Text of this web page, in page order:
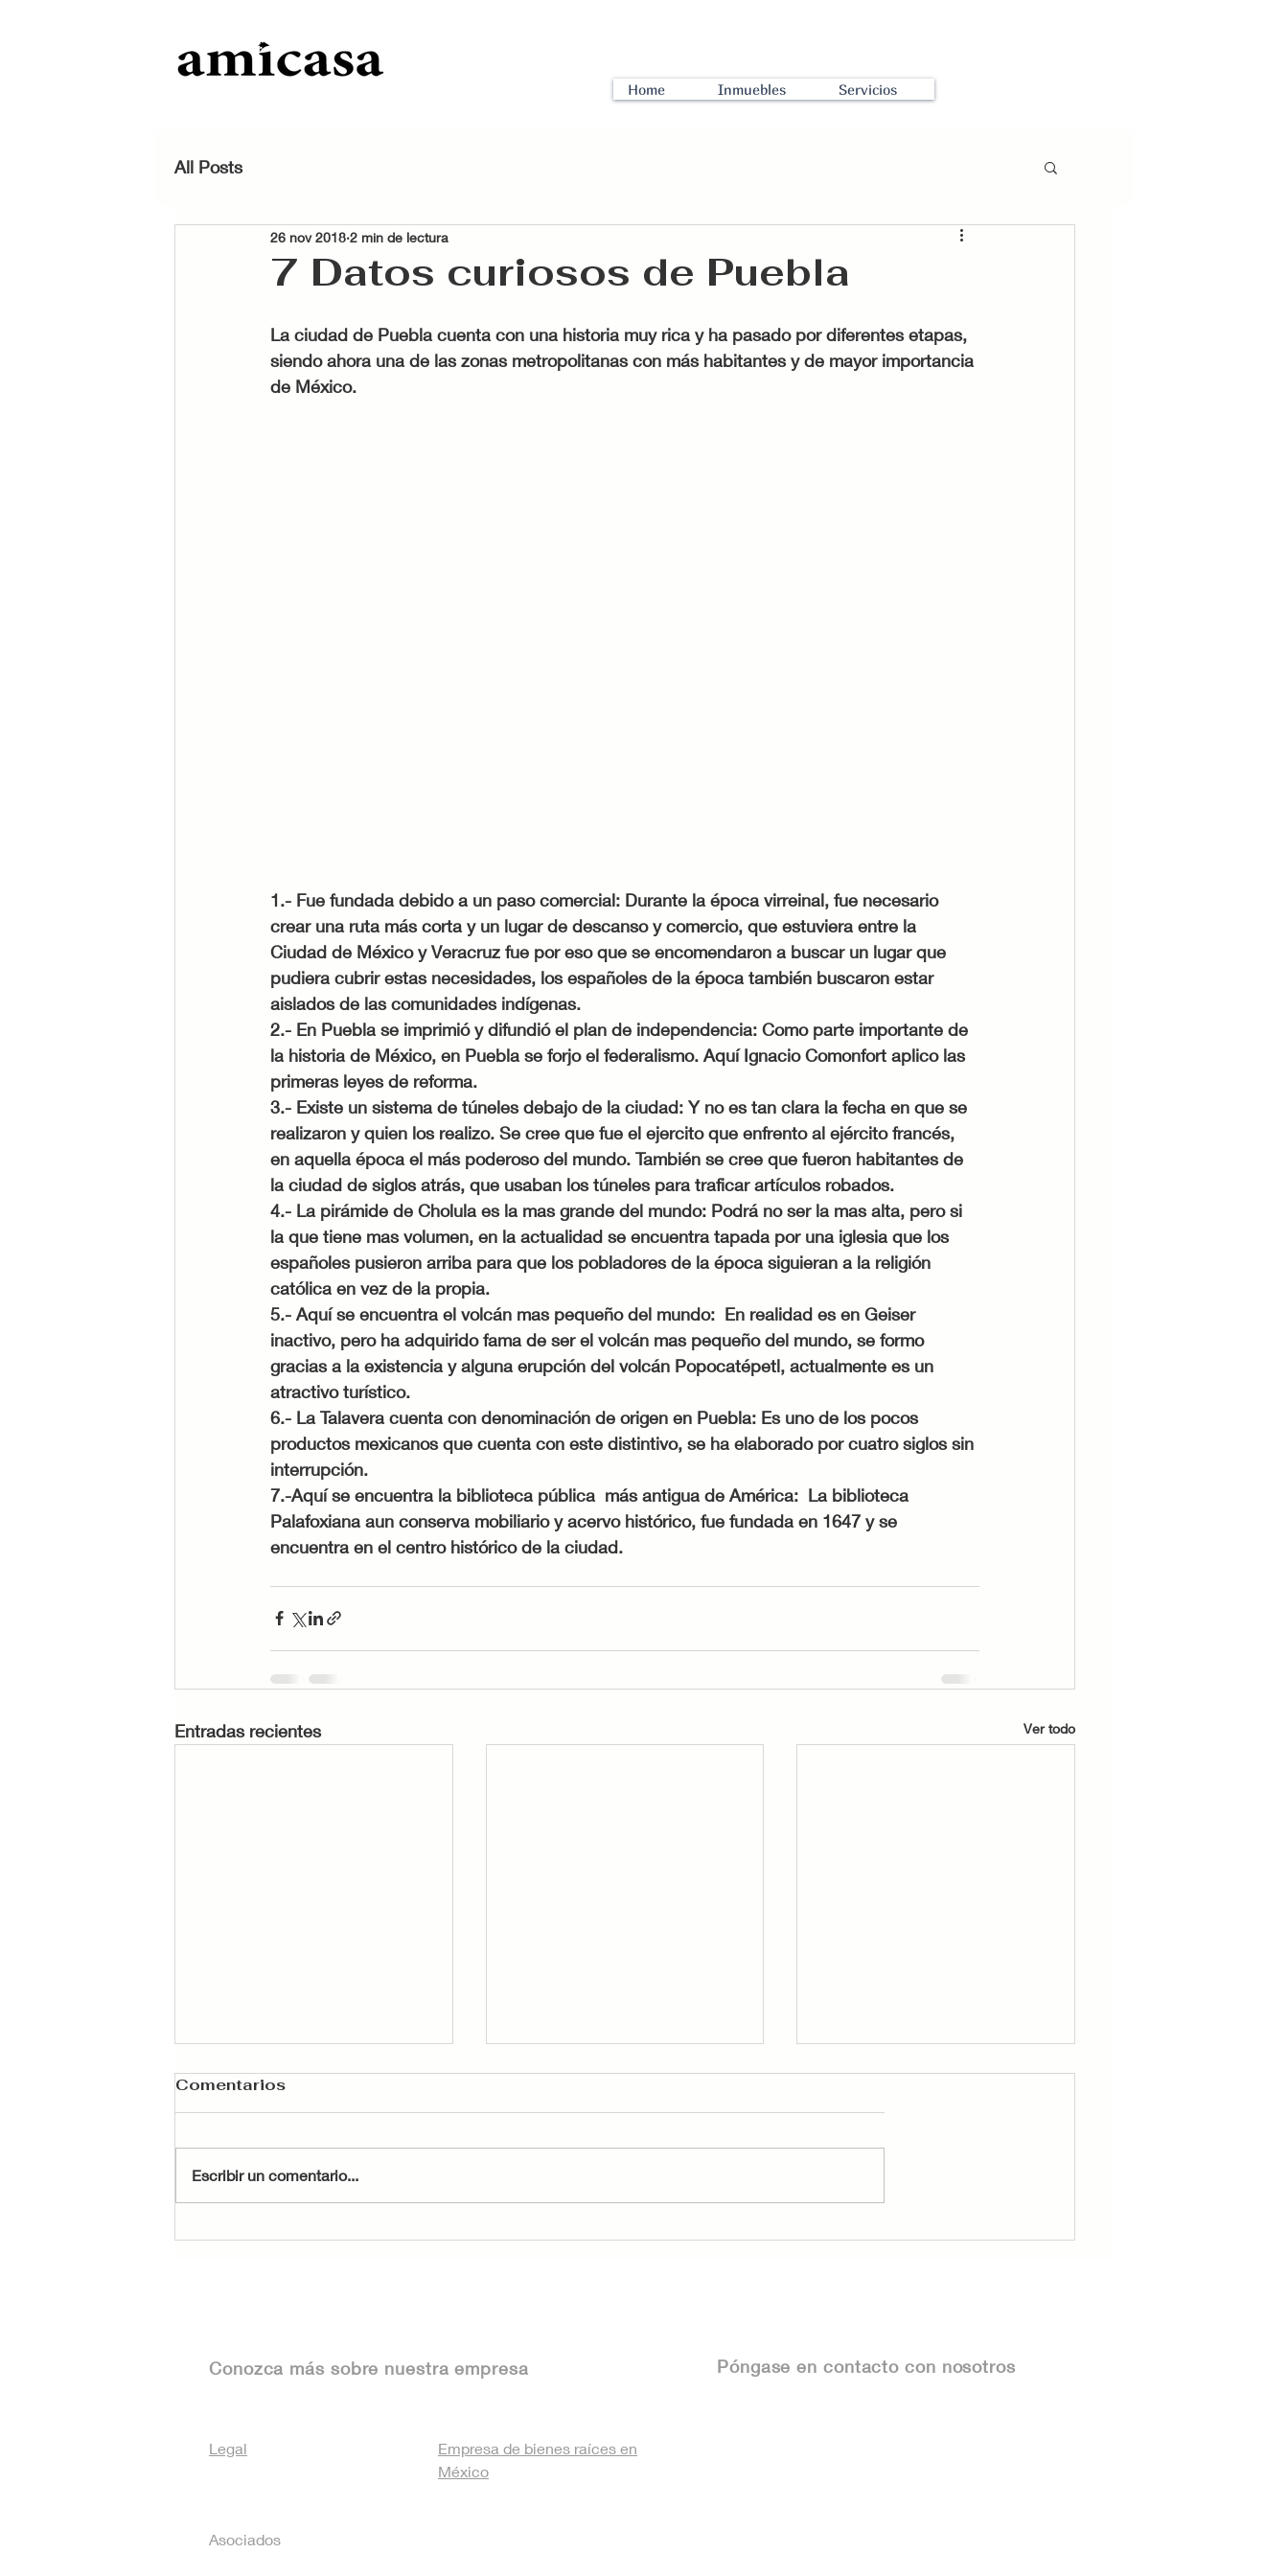
Servicios
Inmuebles
Home
All Posts
7 Datos curiosos de Puebla
26 nov 2018 2 min de lectura
La ciudad de Puebla cuenta con una historia muy rica y ha pasado por diferentes etapas,
siendo ahora una de las zonas metropolitanas con más habitantes y de mayor importancia
de México.
1.- Fue fundada debido a un paso comercial: Durante la época virreinal, fue necesario
crear una ruta más corta y un lugar de descanso y comercio, que estuviera entre la
Ciudad de México y Veracruz fue por eso que se encomendaron a buscar un lugar que
pudiera cubrir estas necesidades, los españoles de la época también buscaron estar
aislados de las comunidades indígenas.
2.- En Puebla se imprimió y difundió el plan de independencia: Como parte importante de
la historia de México, en Puebla se forjo el federalismo. Aquí Ignacio Comonfort aplico las
primeras leyes de reforma.
3.- Existe un sistema de túneles debajo de la ciudad: Y no es tan clara la fecha en que se
realizaron y quien los realizo. Se cree que fue el ejercito que enfrento al ejército francés,
en aquella época el más poderoso del mundo. También se cree que fueron habitantes de
la ciudad de siglos atrás, que usaban los túneles para traficar artículos robados.
4.- La pirámide de Cholula es la mas grande del mundo: Podrá no ser la mas alta, pero si
la que tiene mas volumen, en la actualidad se encuentra tapada por una iglesia que los
españoles pusieron arriba para que los pobladores de la época siguieran a la religión
católica en vez de la propia.
5.- Aquí se encuentra el volcán mas pequeño del mundo:  En realidad es en Geiser
inactivo, pero ha adquirido fama de ser el volcán mas pequeño del mundo, se formo
gracias a la existencia y alguna erupción del volcán Popocatépetl, actualmente es un
atractivo turístico.
6.- La Talavera cuenta con denominación de origen en Puebla: Es uno de los pocos
productos mexicanos que cuenta con este distintivo, se ha elaborado por cuatro siglos sin
interrupción.
7.-Aquí se encuentra la biblioteca pública  más antigua de América:  La biblioteca
Palafoxiana aun conserva mobiliario y acervo histórico, fue fundada en 1647 y se
encuentra en el centro histórico de la ciudad.
Entradas recientes Ver todo
Comentarios
Escribir un comentario...
Conozca más sobre nuestra empresa Póngase en contacto con nosotros
Legal
Empresa de bienes raíces en
México
Asociados